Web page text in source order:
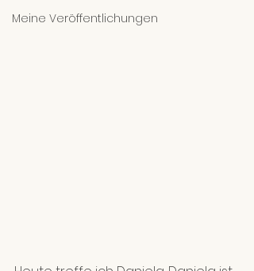
Meine Veröffentlichungen